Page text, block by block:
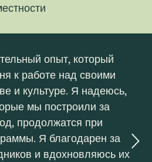
опыт, который
работе над своими
культуре. Я надеюсь,
мы построили за
при
Я благодарен за
и вдохновляюсь их
на